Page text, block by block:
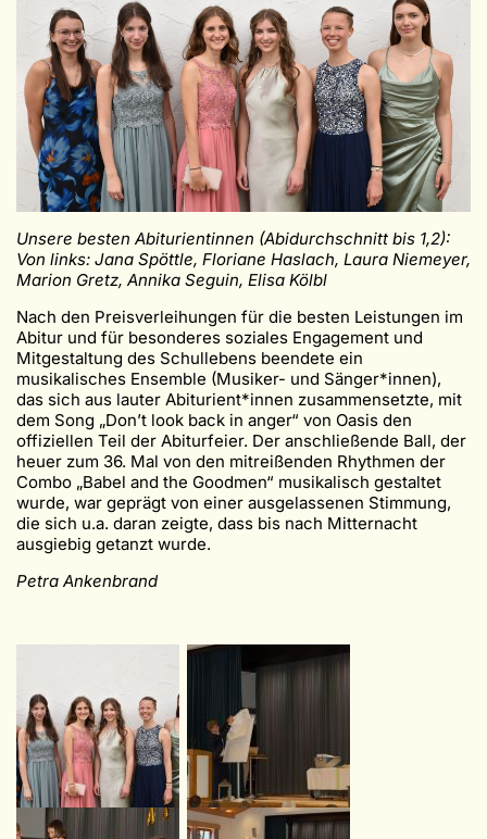
Unsere besten Abiturientinnen (Abidurchschnitt bis 1,2):
Von links: Jana Spöttle, Floriane Haslach, Laura Niemeyer,
Marion Gretz, Annika Seguin, Elisa Kölbl
Nach den Preisverleihungen für die besten Leistungen im
Abitur und für besonderes soziales Engagement und
Mitgestaltung des Schullebens beendete ein
musikalisches Ensemble (Musiker- und Sänger*innen),
das sich aus lauter Abiturient*innen zusammensetzte, mit
dem Song „Don’t look back in anger“ von Oasis den
offiziellen Teil der Abiturfeier. Der anschließende Ball, der
heuer zum 36. Mal von den mitreißenden Rhythmen der
Combo „Babel and the Goodmen“ musikalisch gestaltet
wurde, war geprägt von einer ausgelassenen Stimmung,
die sich u.a. daran zeigte, dass bis nach Mitternacht
ausgiebig getanzt wurde.
Petra Ankenbrand